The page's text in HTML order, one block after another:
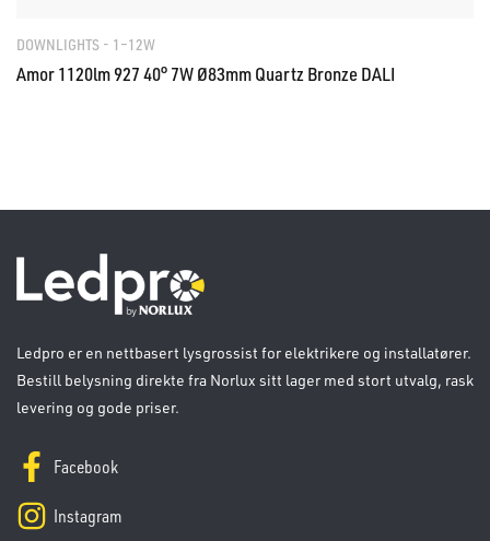
DOWNLIGHTS - 1–12W
Amor 1120lm 927 40° 7W Ø83mm Quartz Bronze DALI
Ledpro er en nettbasert lysgrossist for elektrikere og installatører.
Bestill belysning direkte fra Norlux sitt lager med stort utvalg, rask
levering og gode priser.
Facebook
Instagram